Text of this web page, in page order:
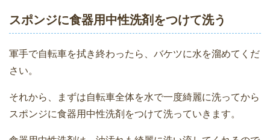
スポンジに食器用中性洗剤をつけて洗う
軍手で自転車を拭き終わったら、バケツに水を溜めてくだ
さい。
それから、まずは自転車全体を水で一度綺麗に洗ってから
スポンジに食器用中性洗剤をつけて洗っていきます。